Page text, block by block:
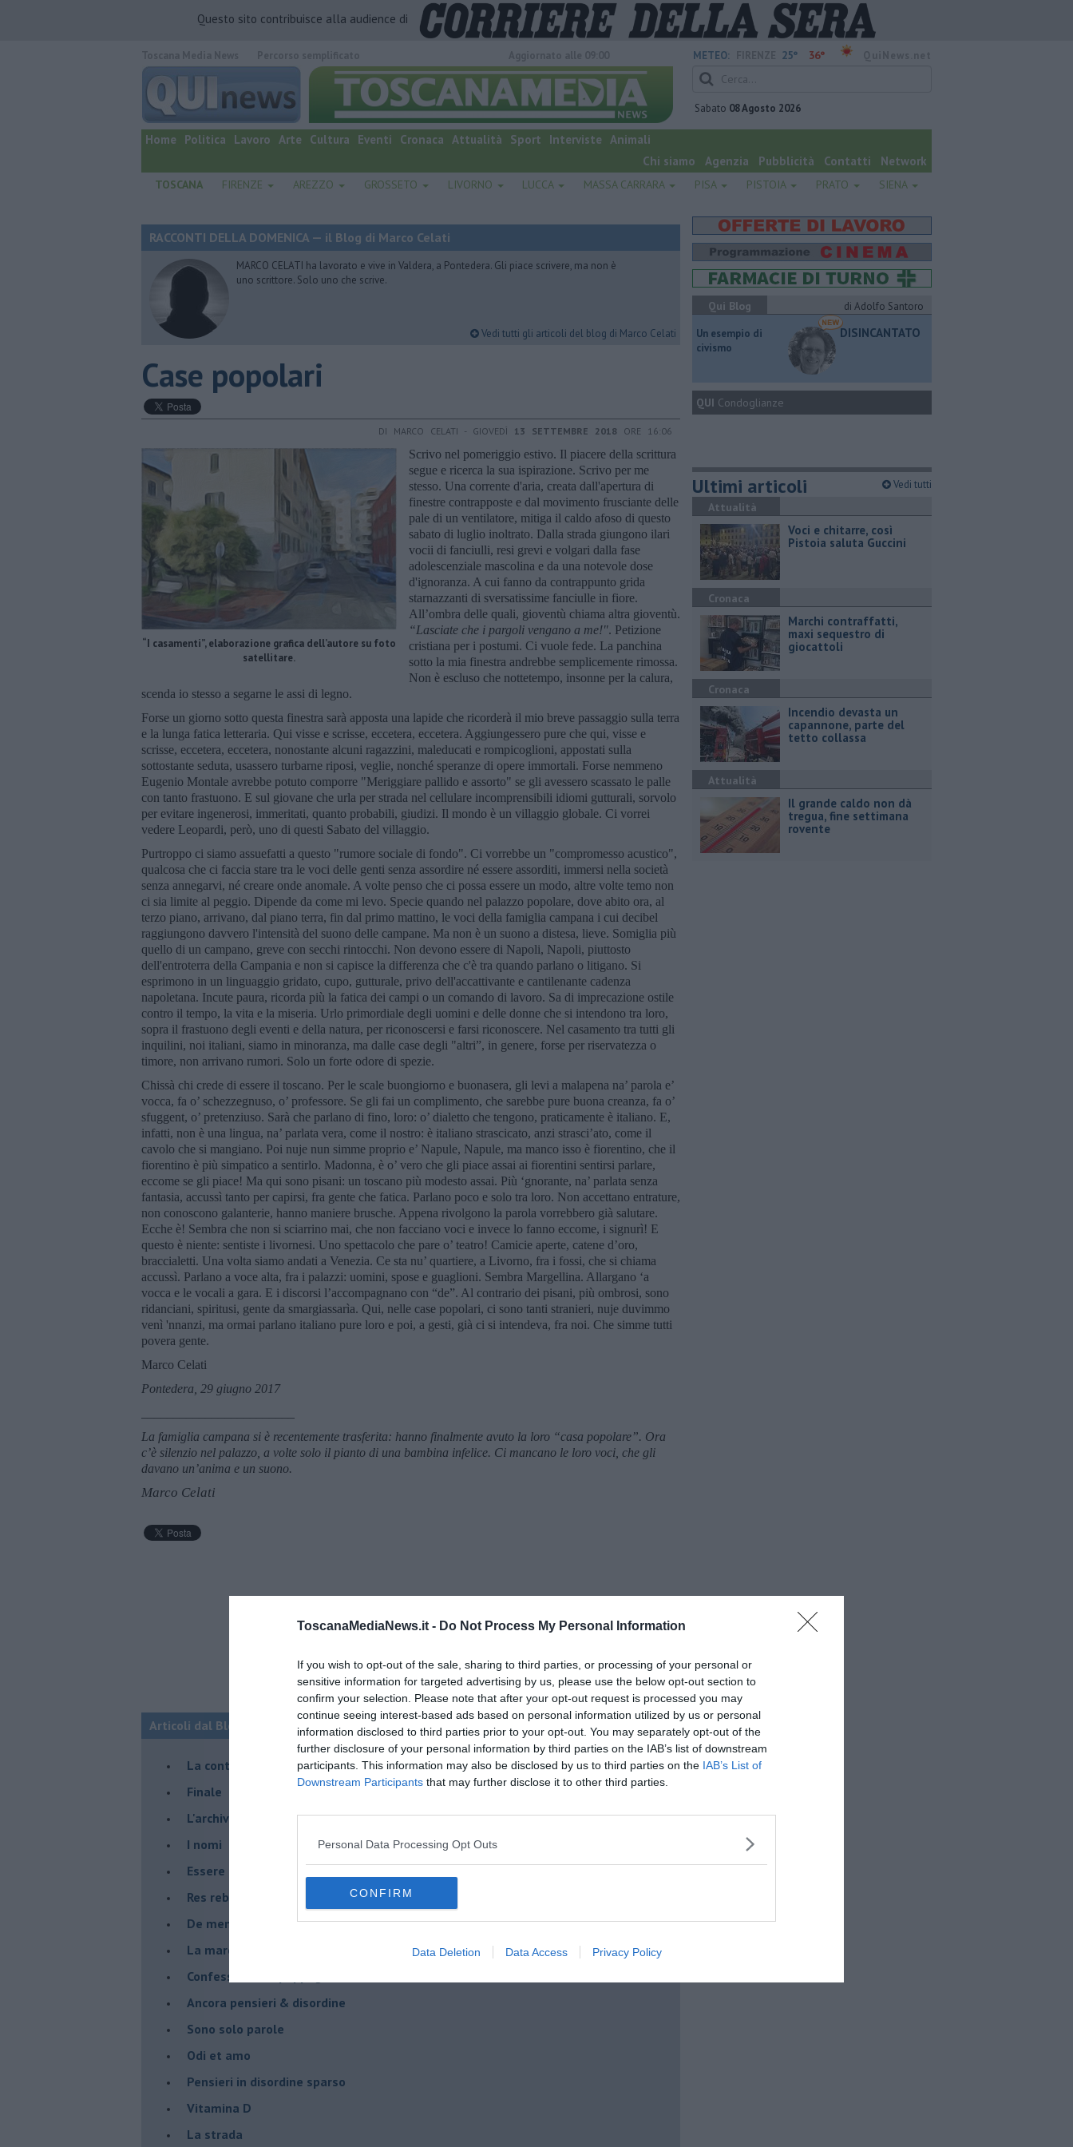
ToscanaMediaNews.it - Do Not Process My Personal Information
If you wish to opt-out of the sale, sharing to third parties, or processing of your personal or
sensitive information for targeted advertising by us, please use the below opt-out section to
confirm your selection. Please note that after your opt-out request is processed you may
continue seeing interest-based ads based on personal information utilized by us or personal
information disclosed to third parties prior to your opt-out. You may separately opt-out of the
further disclosure of your personal information by third parties on the IAB’s list of downstream
participants. This information may also be disclosed by us to third parties on the IAB’s List of
Downstream Participants that may further disclose it to other third parties.
Personal Data Processing Opt Outs
CONFIRM
Data Deletion Data Access Privacy Policy
Questo sito contribuisce alla audience di
quotidiano online.
METEO: 25° 36°
Sabato 08 Agosto 2026
Home Politica Lavoro Arte Cultura Eventi Cronaca Attualità Sport Interviste Animali
Chi siamo
Agenzia Pubblicità Contatti Network
TOSCANA FIRENZE AREZZO GROSSETO LIVORNO LUCCA MASSA CARRARA PISA PISTOIA PRATO SIENA
RACCONTI DELLA DOMENICA — il Blog di Marco Celati
MARCO CELATI ha lavorato e vive in Valdera, a Pontedera. Gli piace scrivere, ma non è
uno scrittore. Solo uno che scrive.
Vedi tutti gli articoli del blog di Marco Celati
Case popolari
DI MARCO CELATI - GIOVEDÌ 13 SETTEMBRE 2018 ORE 16:06
“I casamenti”, elaborazione grafica dell’autore su foto
satellitare.​
Scrivo nel pomeriggio estivo. Il piacere della scrittura
segue e ricerca la sua ispirazione. Scrivo per me
stesso. Una corrente d'aria, creata dall'apertura di
finestre contrapposte e dal movimento frusciante delle
pale di un ventilatore, mitiga il caldo afoso di questo
sabato di luglio inoltrato. Dalla strada giungono ilari
vocii di fanciulli, resi grevi e volgari dalla fase
adolescenziale mascolina e da una notevole dose
d'ignoranza. A cui fanno da contrappunto grida
starnazzanti di sversatissime fanciulle in fiore.
All’ombra delle quali, gioventù chiama altra gioventù.
“Lasciate che i pargoli vengano a me!". Petizione
cristiana per i postumi. Ci vuole fede. La panchina
sotto la mia finestra andrebbe semplicemente rimossa.
Non è escluso che nottetempo, insonne per la calura,
scenda io stesso a segarne le assi di legno.
Forse un giorno sotto questa finestra sarà apposta una lapide che ricorderà il mio breve passaggio sulla terra
e la lunga fatica letteraria. Qui visse e scrisse, eccetera, eccetera. Aggiungessero pure che qui, visse e
scrisse, eccetera, eccetera, nonostante alcuni ragazzini, maleducati e rompicoglioni, appostati sulla
sottostante seduta, usassero turbarne riposi, veglie, nonché speranze di opere immortali. Forse nemmeno
Eugenio Montale avrebbe potuto comporre "Meriggiare pallido e assorto" se gli avessero scassato le palle
con tanto frastuono. E sul giovane che urla per strada nel cellulare incomprensibili idiomi gutturali, sorvolo
per evitare ingenerosi, immeritati, quanto probabili, giudizi. Il mondo è un villaggio globale. Ci vorrei
vedere Leopardi, però, uno di questi Sabato del villaggio.
Purtroppo ci siamo assuefatti a questo "rumore sociale di fondo". Ci vorrebbe un "compromesso acustico",
qualcosa che ci faccia stare tra le voci delle genti senza assordire né essere assorditi, immersi nella società
senza annegarvi, né creare onde anomale. A volte penso che ci possa essere un modo, altre volte temo non
ci sia limite al peggio. Dipende da come mi levo. Specie quando nel palazzo popolare, dove abito ora, al
terzo piano, arrivano, dal piano terra, fin dal primo mattino, le voci della famiglia campana i cui decibel
raggiungono davvero l'intensità del suono delle campane. Ma non è un suono a distesa, lieve. Somiglia più
quello di un campano, greve con secchi rintocchi. Non devono essere di Napoli, Napoli, piuttosto
dell'entroterra della Campania e non si capisce la differenza che c'è tra quando parlano o litigano. Si
esprimono in un linguaggio gridato, cupo, gutturale, privo dell'accattivante e cantilenante cadenza
napoletana. Incute paura, ricorda più la fatica dei campi o un comando di lavoro. Sa di imprecazione ostile
contro il tempo, la vita e la miseria. Urlo primordiale degli uomini e delle donne che si intendono tra loro,
sopra il frastuono degli eventi e della natura, per riconoscersi e farsi riconoscere. Nel casamento tra tutti gli
inquilini, noi italiani, siamo in minoranza, ma dalle case degli "altri”, in genere, forse per riservatezza o
timore, non arrivano rumori. Solo un forte odore di spezie.
Chissà chi crede di essere il toscano. Per le scale buongiorno e buonasera, gli levi a malapena na’ parola e’
vocca, fa o’ schezzegnuso, o’ professore. Se gli fai un complimento, che sarebbe pure buona creanza, fa o’
sfuggent, o’ pretenziuso. Sarà che parlano di fino, loro: o’ dialetto che tengono, praticamente è italiano. E,
infatti, non è una lingua, na’ parlata vera, come il nostro: è italiano strascicato, anzi strasci’ato, come il
cavolo che si mangiano. Poi nuje nun simme proprio e’ Napule, Napule, ma manco isso è fiorentino, che il
fiorentino è più simpatico a sentirlo. Madonna, è o’ vero che gli piace assai ai fiorentini sentirsi parlare,
eccome se gli piace! Ma qui sono pisani: un toscano più modesto assai. Più ‘gnorante, na’ parlata senza
fantasia, accussì tanto per capirsi, fra gente che fatica. Parlano poco e solo tra loro. Non accettano entrature,
non conoscono galanterie, hanno maniere brusche. Appena rivolgono la parola vorrebbero già salutare.
Ecche è! Sembra che non si sciarrino mai, che non facciano voci e invece lo fanno eccome, i signurì! E
questo è niente: sentiste i livornesi. Uno spettacolo che pare o’ teatro! Camicie aperte, catene d’oro,
braccialetti. Una volta siamo andati a Venezia. Ce sta nu’ quartiere, a Livorno, fra i fossi, che si chiama
accussì. Parlano a voce alta, fra i palazzi: uomini, spose e guaglioni. Sembra Margellina. Allargano ‘a
vocca e le vocali a gara. E i discorsi l’accompagnano con “de”. Al contrario dei pisani, più ombrosi, sono
ridanciani, spiritusi, gente da smargiassarìa. Qui, nelle case popolari, ci sono tanti stranieri, nuje duvimmo
venì 'nnanzi, ma ormai parlano italiano pure loro e poi, a gesti, già ci si intendeva, fra noi. Che simme tutti
povera gente.
Marco Celati
Pontedera, 29 giugno 2017
La famiglia campana si è recentemente trasferita: hanno finalmente avuto la loro “casa popolare”. Ora
c’è silenzio nel palazzo, a volte solo il pianto di una bambina infelice. Ci mancano le loro voci, che gli
davano un’anima e un suono.
Marco Celati
Articoli dal Blog “Racconti della domenica” di Marco Celati
La controversia degli azzimi
Finale
L'archivio
I nomi
Essere
Res rebus
De mente
La marcia
Confessioni del pappagallo
Ancora pensieri & disordine
Sono solo parole
Odi et amo
Pensieri in disordine sparso
Vitamina D
La strada
Qui Blog
di Adolfo Santoro
​Un esempio di
civismo
DISINCANTATO
QUI Condoglianze
Ultimi articoli Vedi tutti
Attualità
Voci e chitarre, così
Pistoia saluta Guccini
Cronaca
Marchi contraffatti,
maxi sequestro di
giocattoli
Cronaca
Incendio devasta un
capannone, parte del
tetto collassa
Attualità
Il grande caldo non dà
tregua, fine settimana
rovente